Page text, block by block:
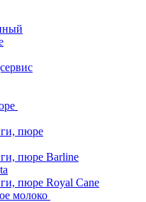
пюре
пюре Barline
пюре Royal Cane
молоко